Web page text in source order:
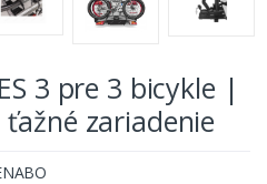
3 pre 3 bicykle |
zariadenie